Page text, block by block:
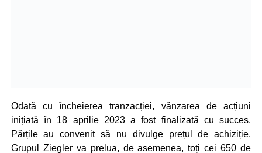
Odată cu încheierea tranzacției, vânzarea de acțiuni
inițiată în 18 aprilie 2023 a fost finalizată cu succes.
Părțile au convenit să nu divulge prețul de achiziție.
Grupul Ziegler va prelua, de asemenea, toți cei 650 de